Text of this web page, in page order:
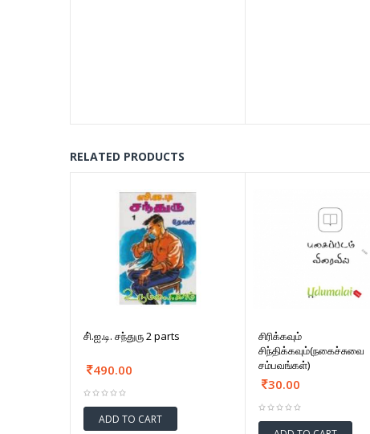
RELATED PRODUCTS
சி்.ஐ.டி. சந்துரு 2 parts
490.00
ADD TO CART
சிரிக்கவும்
சிந்திக்கவும்(நகைச்சுவை
சம்பவங்கள்)
30.00